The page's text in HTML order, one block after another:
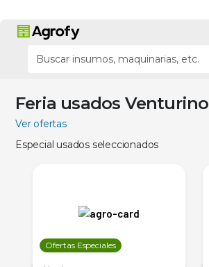
Feria usados Venturino
Ver ofertas
Especial usados seleccionados
Ofertas Especiales